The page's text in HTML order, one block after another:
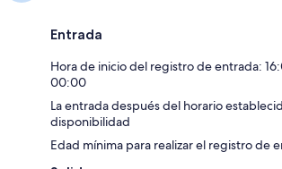
Entrada
Hora de inicio del registro de entrada:
00:00
La entrada después del horario
disponibilidad
Edad mínima para realizar el registro de